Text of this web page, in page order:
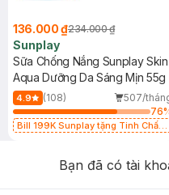
136.000 ₫234.000 ₫
Sunplay
Sữa Chống Nắng Sunplay Skin
Aqua Dưỡng Da Sáng Mịn 55g
4.9 (108)
507/
76
Bill 199K Sunplay tặng Tinh Chất
Bạn đã có tài